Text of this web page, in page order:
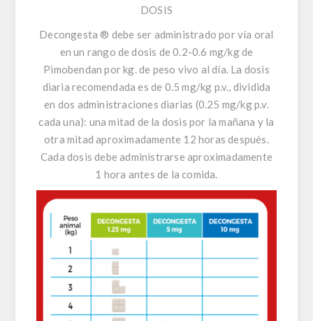
DOSIS
Decongesta ® debe ser administrado por vía oral
en un rango de dosis de 0.2-0.6 mg/kg de
Pimobendan por kg. de peso vivo al día. La dosis
diaria recomendada es de 0.5 mg/kg p.v., dividida
en dos administraciones diarias (0.25 mg/kg p.v.
cada una): una mitad de la dosis por la mañana y la
otra mitad aproximadamente 12 horas después.
Cada dosis debe administrarse aproximadamente
1 hora antes de la comida.